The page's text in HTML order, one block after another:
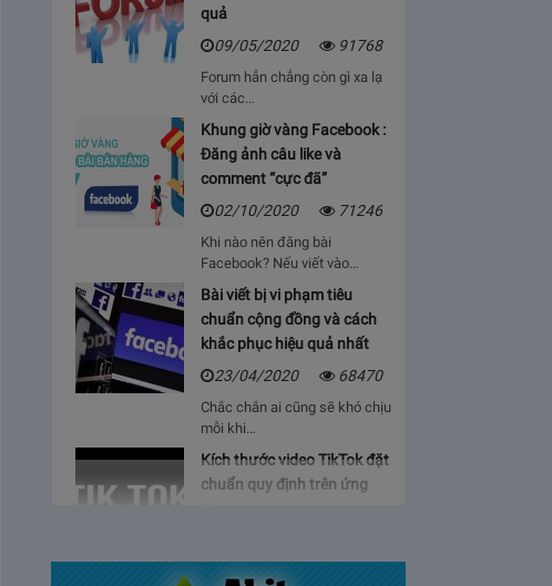
quả
09/05/2020
91768
Forum hẳn chẳng còn gì xa lạ
với các…
Khung giờ vàng Facebook :
Đăng ảnh câu like và
comment “cực đã”
02/10/2020
71246
Khi nào nên đăng bài
Facebook? Nếu viết vào…
Bài viết bị vi phạm tiêu
chuẩn cộng đồng và cách
khắc phục hiệu quả nhất
23/04/2020
68470
Chắc chắn ai cũng sẽ khó chịu
mỗi khi…
Kích thước video TikTok đặt
chuẩn quy định trên ứng
Bạn sẽ cảm thấy mệt mỏi, vì cứ